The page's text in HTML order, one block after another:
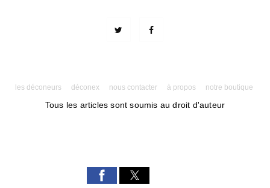
les déconeurs déconex nous contacter à propos notre boutique
Tous les articles sont soumis au droit d'auteur